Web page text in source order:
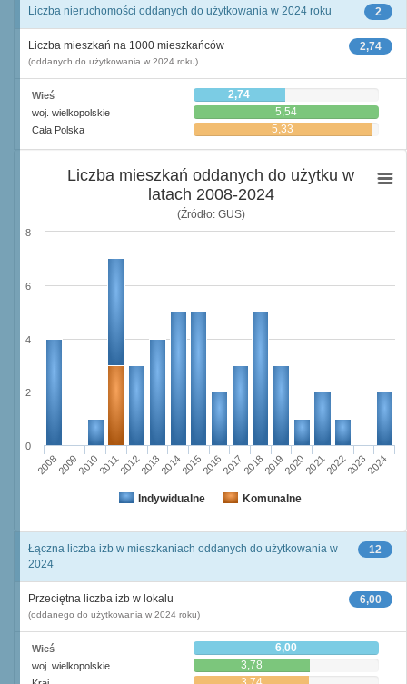
2
Liczba nieruchomości oddanych do użytkowania w 2024 roku
2,74
Liczba mieszkań na 1000 mieszkańców
(oddanych do użytkowania w 2024 roku)
Wieś 2,74
woj. wielkopolskie 5,54
Cała Polska 5,33
Liczba mieszkań oddanych do użytku w
latach 2008-2024
(Źródło: GUS)
Indywidualne Komunalne
20082009201020112012201320142015201620172018201920202021202220232024
0
2
4
6
8
12
Łączna liczba izb w mieszkaniach oddanych do użytkowania w
2024
6,00
Przeciętna liczba izb w lokalu
(oddanego do użytkowania w 2024 roku)
Wieś 6,00
woj. wielkopolskie 3,78